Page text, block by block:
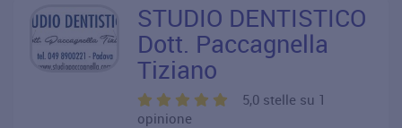
STUDIO DENTISTICO
Dott. Paccagnella
Tiziano
5,0 stelle su 1
opinione